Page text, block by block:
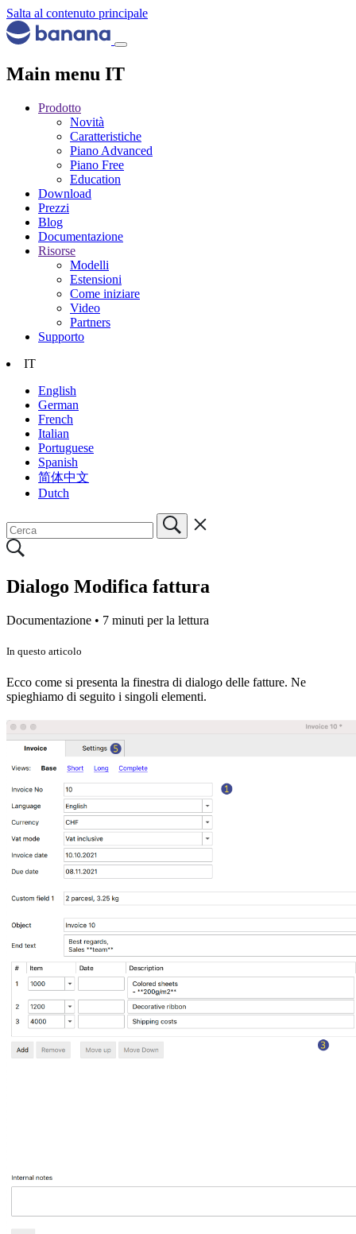
Salta al contenuto principale
Main menu IT
Prodotto
Novità
Caratteristiche
Piano Advanced
Piano Free
Education
Download
Prezzi
Blog
Documentazione
Risorse
Modelli
Estensioni
Come iniziare
Video
Partners
Supporto
IT
English
German
French
Italian
Portuguese
Spanish
简体中文
Dutch
Dialogo Modifica fattura
Documentazione • 7 minuti per la lettura
In questo articolo
Ecco come si presenta la finestra di dialogo delle fatture. Ne
spieghiamo di seguito i singoli elementi.